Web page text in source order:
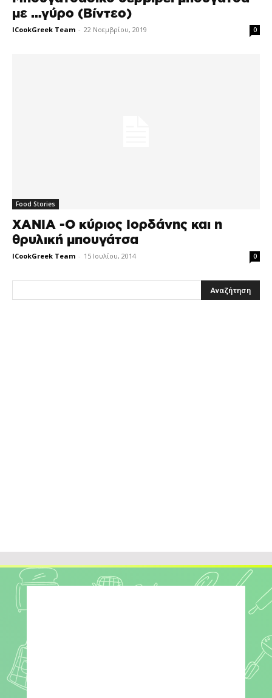
με …γύρο (Βίντεο)
ICookGreek Team - 22 Νοεμβρίου, 2019 0
Food Stories
ΧΑΝΙΑ -Ο κύριος Ιορδάνης και η
θρυλική μπουγάτσα
ICookGreek Team - 15 Ιουλίου, 2014 0